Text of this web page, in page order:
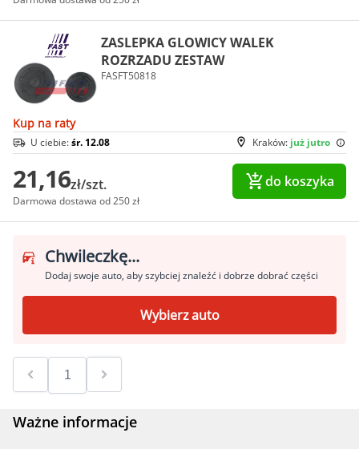
ZASLEPKA GLOWICY WALEK
ROZRZADU ZESTAW
FASFT50818
Kup na raty
Kraków: już jutro
U ciebie:śr. 12.08
21,16zł/szt.
Darmowa dostawa od 250 zł
do koszyka
Chwileczkę...
Dodaj swoje auto, aby szybciej znaleźć i dobrze dobrać części
Wybierz auto
Ważne informacje